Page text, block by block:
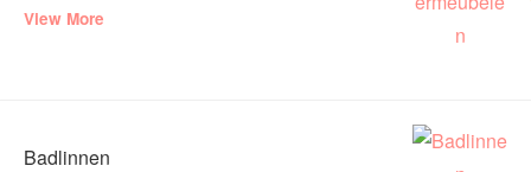
View More
Badlinnen